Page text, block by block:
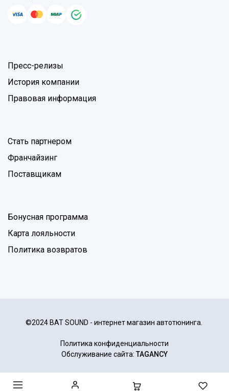
Пресс-релизы
История компании
Правовая информация
Стать партнером
Франчайзинг
Поставщикам
Бонусная программа
Карта лояльности
Политика возвратов
©2024 BAT SOUND - интернет магазин автотюнинга.
Политика конфиденциальности
Обслуживание сайта: TAGANCY